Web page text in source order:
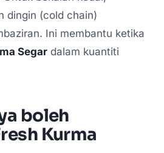
dingin (cold chain)
Ini membantu ketika
Segar dalam kuantiti
boleh
Kurma